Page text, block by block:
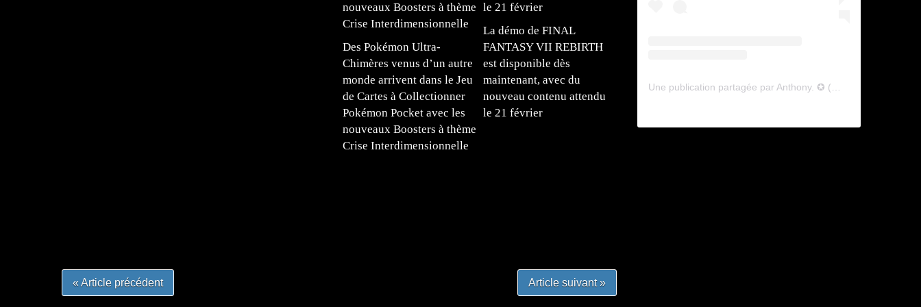
Des Pokémon Ultra-
Chimères venus d’un autre
monde arrivent dans le Jeu
de Cartes à Collectionner
Pokémon Pocket avec les
nouveaux Boosters à thème
Crise Interdimensionnelle
La démo de FINAL
FANTASY VII REBIRTH
est disponible dès
maintenant, avec du
nouveau contenu attendu
le 21 février
« Article précédent Article suivant »
Une publication partagée par Anthony. ✪ (@lyagamii)